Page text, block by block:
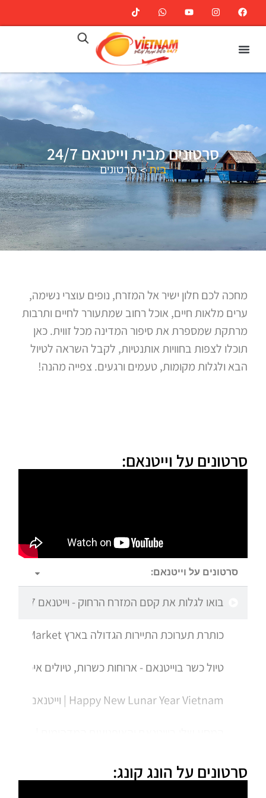
סרטונים מבית וייטנאם 24/7
בית>סרטונים
מחכה לכם חלון ישיר אל המזרח, נופים עוצרי נשימה,
ערים מלאות חיים, אוכל רחוב שמתעורר לחיים ותרבות
מרתקת שמספרת את סיפור המדינה מכל זווית. כאן
תוכלו לצפות בחוויות אותנטיות, לקבל השראה לטיול
הבא ולגלות מקומות, טעמים ורגעים. צפייה מהנה!
סרטונים על וייטנאם:
סרטונים על וייטנאם:
בואו לגלות את קסם המזרח הרחוק - וייטנאם 24/7
כותרת תערוכת התיירות הגדולה בארץ IMTM 2024 Mediterranean Tourism Market
טיול כשר בוייטנאם - ארוחות כשרות, טיולים איכותיים
Happy New Lunar Year Vietnam | וייטנאם 24/7
חוות אבוקדו ישראלית בוייטנאם, אבוקדו אקספרס,
סרטונים על הונג קונג: